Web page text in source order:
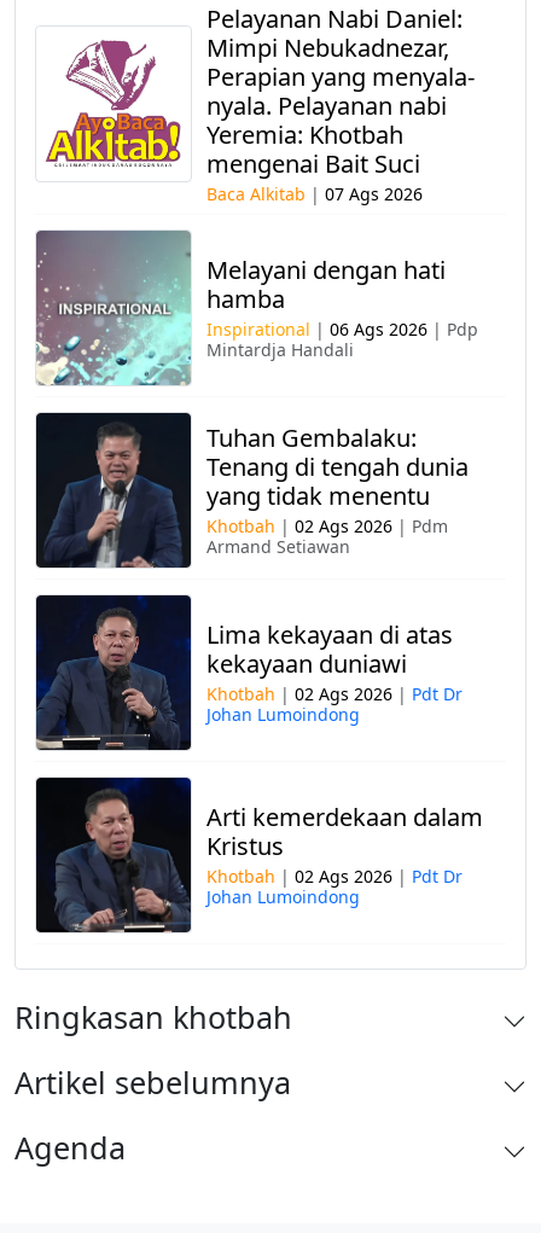
Pelayanan Nabi Daniel:
Mimpi Nebukadnezar,
Perapian yang menyala-
nyala. Pelayanan nabi
Yeremia: Khotbah
mengenai Bait Suci
Baca Alkitab | 07 Ags 2026
Melayani dengan hati
hamba
Inspirational | 06 Ags 2026| Pdp
Mintardja Handali
Tuhan Gembalaku:
Tenang di tengah dunia
yang tidak menentu
Khotbah | 02 Ags 2026| Pdm
Armand Setiawan
Lima kekayaan di atas
kekayaan duniawi
Khotbah | 02 Ags 2026| Pdt Dr
Johan Lumoindong
Arti kemerdekaan dalam
Kristus
Khotbah | 02 Ags 2026| Pdt Dr
Johan Lumoindong
Ringkasan khotbah
Artikel sebelumnya
Agenda